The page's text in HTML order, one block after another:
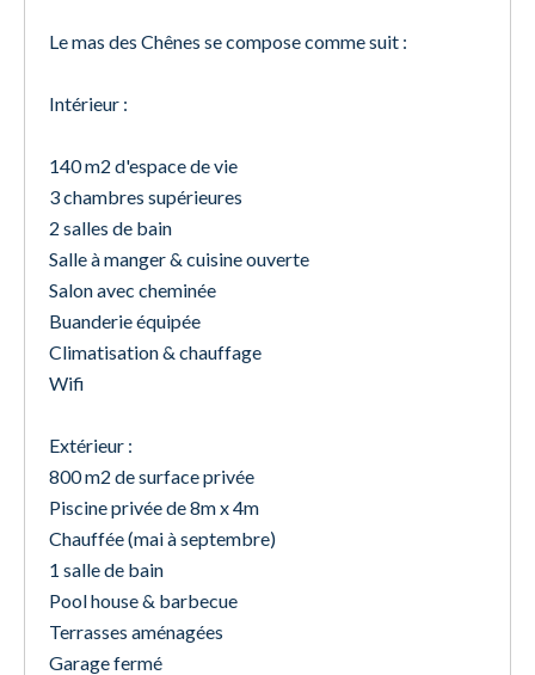
Le mas des Chênes se compose comme suit :
Intérieur :
140 m2 d'espace de vie
3 chambres supérieures
2 salles de bain
Salle à manger & cuisine ouverte
Salon avec cheminée
Buanderie équipée
Climatisation & chauffage
Wifi
Extérieur :
800 m2 de surface privée
Piscine privée de 8m x 4m
Chauffée (mai à septembre)
1 salle de bain
Pool house & barbecue
Terrasses aménagées
Garage fermé